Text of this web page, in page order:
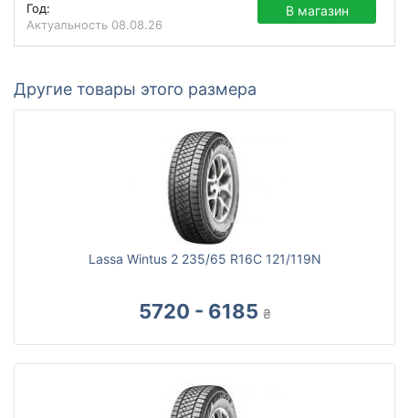
Год:
Актуальность 08.08.26
В магазин
Другие товары этого размера
Lassa Wintus 2 235/65 R16C 121/119N
5720 - 6185 ₴